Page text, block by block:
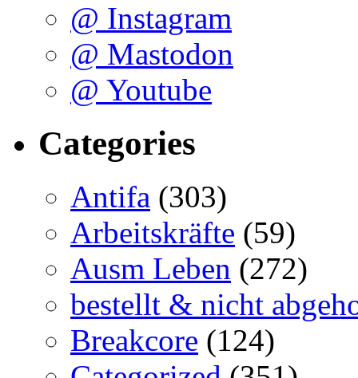
@ Instagram
@ Mastodon
@ Youtube
Categories
Antifa (303)
Arbeitskräfte (59)
Ausm Leben (272)
bestellt & nicht
Breakcore (124)